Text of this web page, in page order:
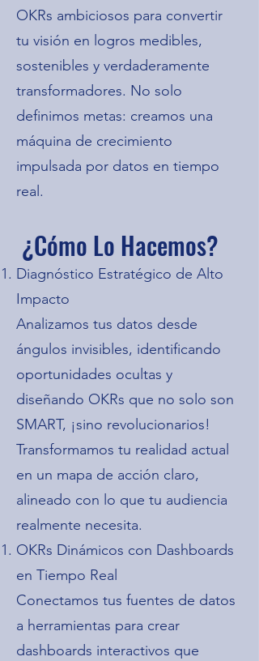
OKRs ambiciosos para convertir
tu visión en logros medibles,
sostenibles y verdaderamente
transformadores. No solo
definimos metas: creamos una
máquina de crecimiento
impulsada por datos en tiempo
real.
¿Cómo Lo Hacemos?
Diagnóstico Estratégico de Alto
Impacto
Analizamos tus datos desde
ángulos invisibles, identificando
oportunidades ocultas y
diseñando OKRs que no solo son
SMART, ¡sino revolucionarios!
Transformamos tu realidad actual
en un mapa de acción claro,
alineado con lo que tu audiencia
realmente necesita.
OKRs Dinámicos con Dashboards
en Tiempo Real
Conectamos tus fuentes de datos
a herramientas para crear
dashboards interactivos que